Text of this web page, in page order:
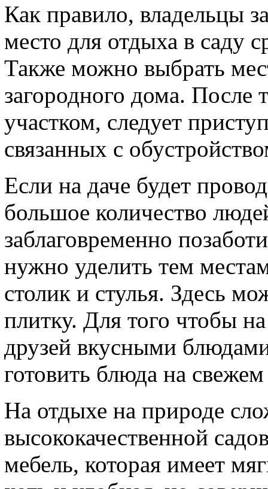
Как правило, владельцы
место для отдыха в саду
Также можно выбрать
загородного дома. После
участком, следует
связанных с
Если на даче будет
большое количество
заблаговременно
нужно уделить тем
столик и стулья. Здесь
плитку. Для того чтобы
друзей вкусными
готовить блюда на свежем
На отдыхе на природе
высококачественной
мебель, которая имеет